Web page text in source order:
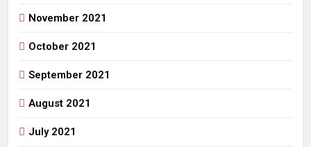
November 2021
October 2021
September 2021
August 2021
July 2021